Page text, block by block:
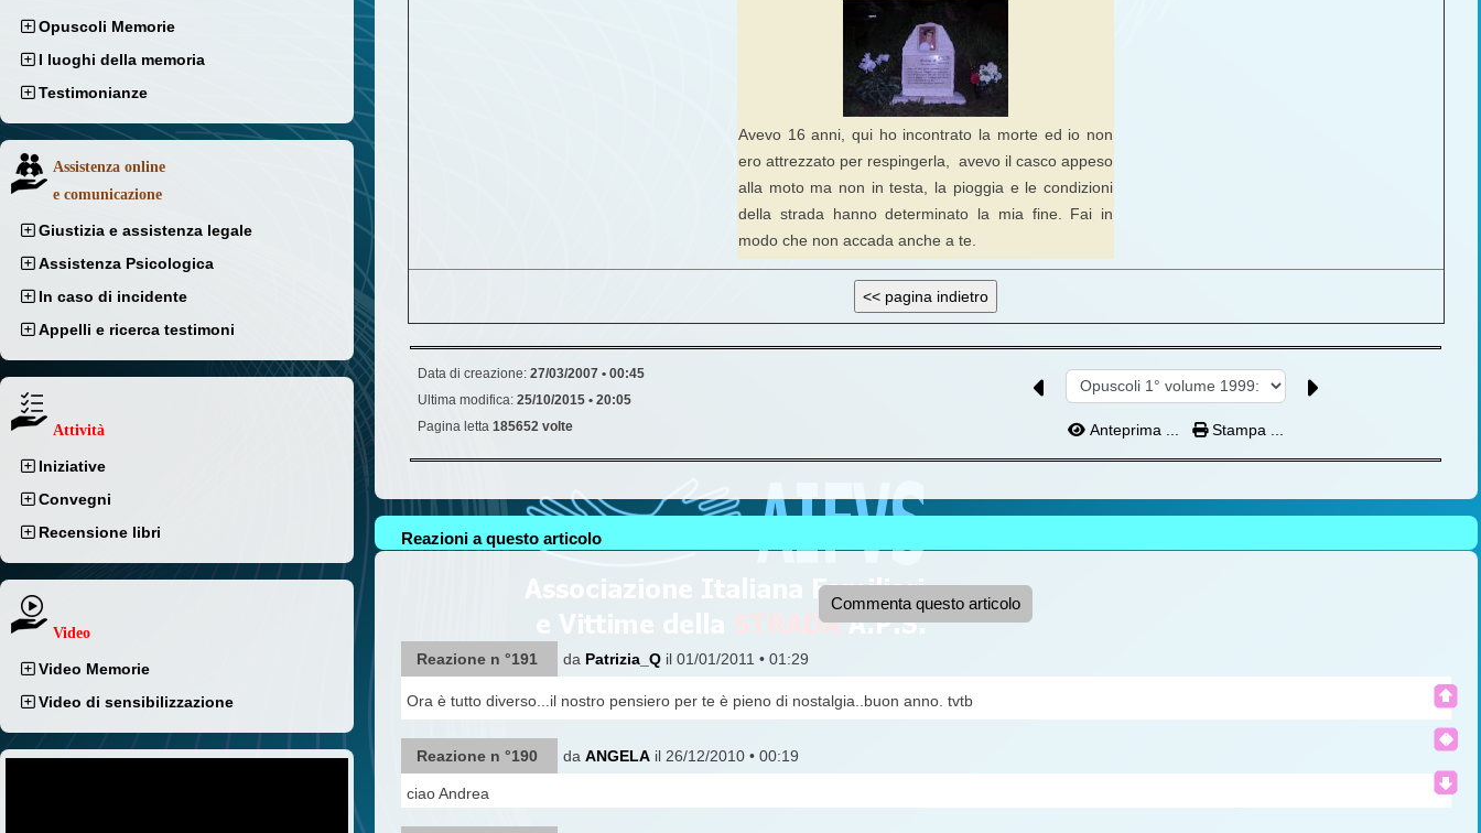
Opuscoli Memorie
I luoghi della memoria
Testimonianze
Assistenza online
e comunicazione
Giustizia e assistenza legale
Assistenza Psicologica
In caso di incidente
Appelli e ricerca testimoni
Attività
Iniziative
Convegni
Recensione libri
Video
Video Memorie
Video di sensibilizzazione
Avevo 16 anni, qui ho incontrato la morte ed io non
ero attrezzato per respingerla, avevo il casco appeso
alla moto ma non in testa, la pioggia e le condizioni
della strada hanno determinato la mia fine. Fai in
modo che non accada anche a te.
Data di creazione: 27/03/2007 • 00:45
Ultima modifica: 25/10/2015 • 20:05
Pagina letta 185652 volte Anteprima ... Stampa ...
Reazioni a questo articolo
Commenta questo articolo
Reazione n °191 da Patrizia_Q il 01/01/2011 • 01:29
Ora è tutto diverso...il nostro pensiero per te è pieno di nostalgia..buon anno. tvtb
Reazione n °190 da ANGELA il 26/12/2010 • 00:19
ciao Andrea